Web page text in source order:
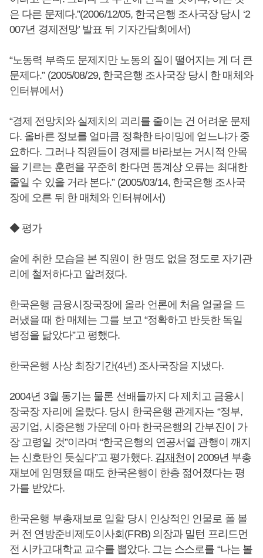
은 다른 문제다.”(2006/12/05, 한국은행 조사국장 당시 ‘2
007년 경제전망’ 발표 뒤 기자간담회에서)
“노동력 부족도 문제지만 노동의 질이 떨어지는 게 더 큰
문제다.” (2005/08/29, 한국은행 조사국장 당시 한 매체와
인터뷰에서)
“경제 전망치와 실제치의 괴리를 줄이는 건 어려운 문제
다. 올바른 정보를 얼마큼 정확한 타이밍에 얻느냐가 중
요하다. 그러나 직원들이 경제를 바라보는 거시적 안목
을 기르는 훈련을 꾸준히 한다면 통계상 오류는 최대한
줄일 수 있을 거라 본다.” (2005/03/14, 한국은행 조사국
장에 오른 뒤 한 매체와 인터뷰에서)
◆ 평가
술에 취한 모습을 본 직원이 한 명도 없을 정도로 자기관
리에 철저하다고 알려졌다.
한국은행 금융시장국장에 올라 언론에 처음 얼굴을 드
러냈을 때 한 매체는 그를 보고 “정확하고 반듯한 독일
병정을 닮았다”고 평했다.
한국은행 사상 최장기간(4년) 조사국장을 지냈다.
2004년 3월 동기는 물론 선배들까지 다 제치고 금융시
장국장 자리에 올랐다. 당시 한국은행 관계자는 “정부,
공기업, 시중은행 가운데 아마 한국은행의 간부진이 가
장 고령일 것”이라며 “한국은행의 연공서열 관행이 깨지
는 신호탄인 듯싶다”고 평가했다. 김재천이 2009년 부총
재보에 임명됐을 때도 한국은행이 한층 젊어졌다는 평
가를 받았다.
한국은행 부총재보로 일할 당시 인상적인 인물로 폴 볼
커 전 연방준비제도이사회(FRB) 의장과 밀턴 프리드먼
전 시카고대학교 교수를 뽑았다. 그는 스스로를 “나는 볼